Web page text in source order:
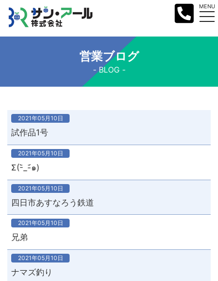
MENU
営業ブログ
BLOG
2021年05月10日
試作品1号
2021年05月10日
Σ(-᷅_-᷄๑)
2021年05月10日
四日市あすなろう鉄道
2021年05月10日
兄弟
2021年05月10日
ナマズ釣り